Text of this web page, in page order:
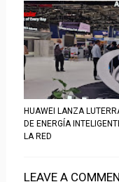
HUAWEI LANZA
DE ENERGÍA
LA RED
LEAVE A